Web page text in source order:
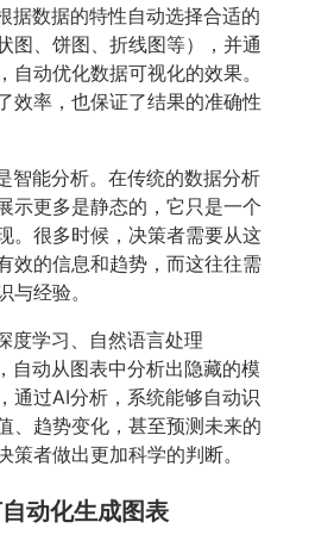
据数据的特性自动选择合适的
图、饼图、折线图等），并通
自动优化数据可视化的效果。
效率，也保证了结果的准确性
智能分析。在传统的数据分析
示更多是静态的，它只是一个
。很多时候，决策者需要从这
效的信息和趋势，而这往往需
与经验。
度学习、自然语言处理
自动从图表中分析出隐藏的模
通过AI分析，系统能够自动识
、趋势变化，甚至预测未来的
策者做出更加科学的判断。
动化生成图表